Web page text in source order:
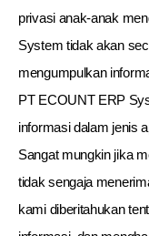
privasi anak-anak
System tidak akan
mengumpulkan
PT ECOUNT ERP
informasi dalam jenis
Sangat mungkin jika
tidak sengaja
kami diberitahukan